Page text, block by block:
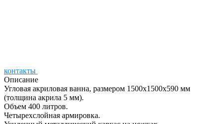
контакты
Описание
Угловая акриловая ванна, размером 1500х1500х590 мм
(толщина акрила 5 мм).
Объем 400 литров.
Четырехслойная армировка.